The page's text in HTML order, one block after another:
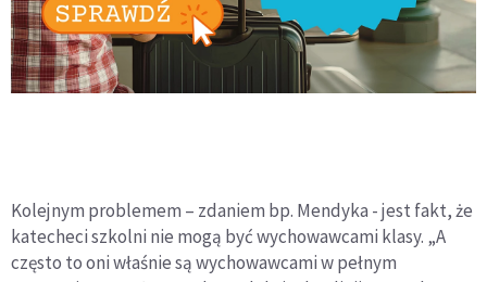
Kolejnym problemem – zdaniem bp. Mendyka - jest fakt, że
katecheci szkolni nie mogą być wychowawcami klasy. „A
często to oni właśnie są wychowawcami w pełnym